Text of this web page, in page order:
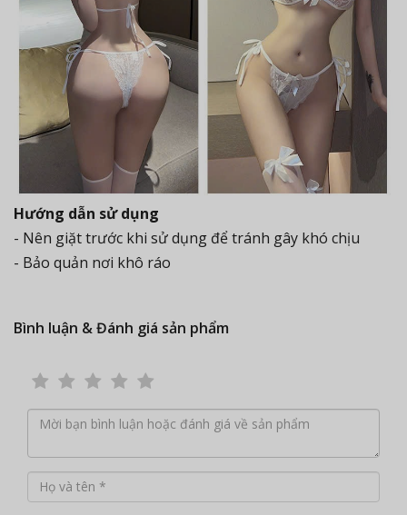
Hướng dẫn sử dụng
- Nên giặt trước khi sử dụng để tránh gây khó chịu
- Bảo quản nơi khô ráo
Bình luận & Đánh giá sản phẩm